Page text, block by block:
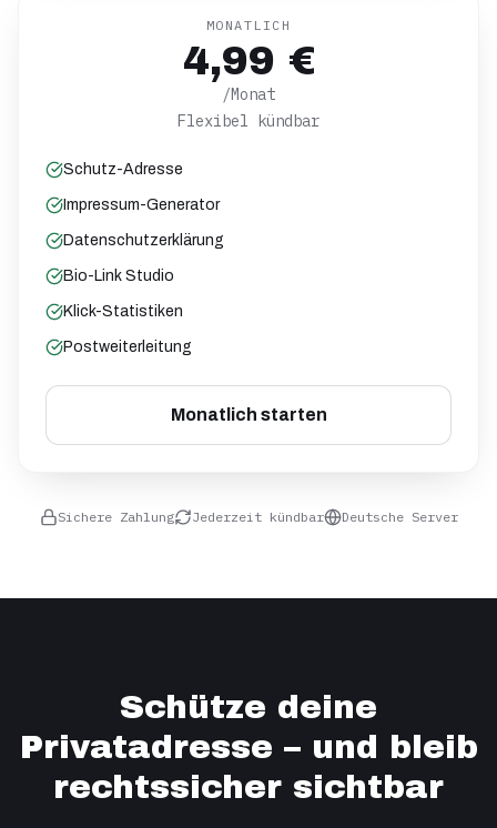
MONATLICH
4,99 €
/Monat
Flexibel kündbar
Schutz-Adresse
Impressum-Generator
Datenschutzerklärung
Bio-Link Studio
Klick-Statistiken
Postweiterleitung
Monatlich starten
Sichere Zahlung Jederzeit kündbar Deutsche Server
Schütze deine
Privatadresse – und bleib
rechtssicher sichtbar